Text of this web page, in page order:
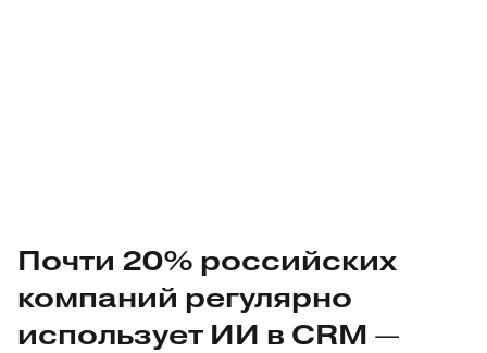
Почти 20% российских
компаний регулярно
использует ИИ в CRM —